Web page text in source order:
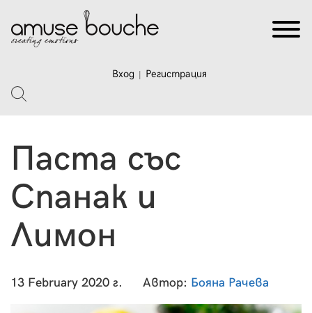
Вход Регистрация
Паста със
Спанак и
Лимон
13 February 2020 г. Автор: Бояна Рачева